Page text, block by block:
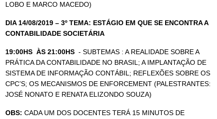
LOBO E MARCO MACEDO)
DIA 14/08/2019 – 3º TEMA: ESTÁGIO EM QUE SE ENCONTRA A
CONTABILIDADE SOCIETÁRIA
19:00HS ÀS 21:00HS - SUBTEMAS : A REALIDADE SOBRE A
PRÁTICA DA CONTABILIDADE NO BRASIL; A IMPLANTAÇÃO DE
SISTEMA DE INFORMAÇÃO CONTÁBIL; REFLEXÕES SOBRE OS
CPC’S; OS MECANISMOS DE ENFORCEMENT (PALESTRANTES:
JOSÉ NONATO E RENATA ELIZONDO SOUZA)
OBS: CADA UM DOS DOCENTES TERÁ 15 MINUTOS DE